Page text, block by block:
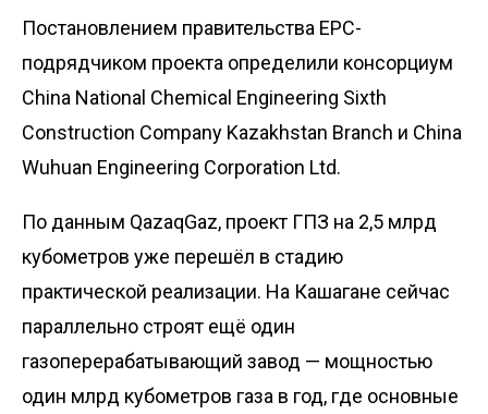
Постановлением правительства EPC-
подрядчиком проекта определили консорциум
China National Chemical Engineering Sixth
Construction Company Kazakhstan Branch и China
Wuhuan Engineering Corporation Ltd.
По данным QazaqGaz, проект ГПЗ на 2,5 млрд
кубометров уже перешёл в стадию
практической реализации. На Кашагане сейчас
параллельно строят ещё один
газоперерабатывающий завод — мощностью
один млрд кубометров газа в год, где основные